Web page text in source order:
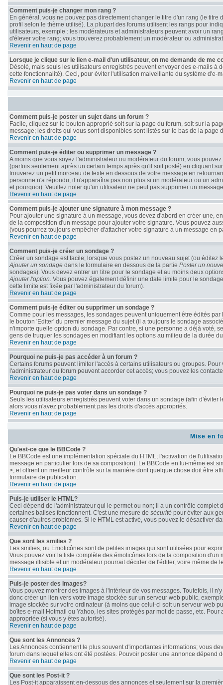
Comment puis-je changer mon rang ?
En général, vous ne pouvez pas directement changer le titre d'un rang (le
profil selon le thème utilisé). La plupart des forums utilisent les rangs pour
utilisateurs, exemple : les modérateurs et administrateurs peuvent avoir un
d'élever votre rang; vous trouverez probablement un modérateur ou
Revenir en haut de page
Lorsque je clique sur le lien e-mail d'un utilisateur, on me demande de me
Désolé, mais seuls les utilisateurs enregistrés peuvent envoyer des e-mails
cette fonctionnalité). Ceci, pour éviter l'utilisation malveillante du système d'e-
Revenir en haut de page
Comment puis-je poster un sujet dans un forum ?
Facile, cliquez sur le bouton approprié soit sur la page du forum, soit sur la
message; les droits qui vous sont disponibles sont listés sur le bas de la page
Revenir en haut de page
Comment puis-je éditer ou supprimer un message ?
A moins que vous soyez l'administrateur ou modérateur du forum, vous
(parfois seulement après un certain temps après qu'il soit posté) en cliquant
trouverez un petit morceau de texte en dessous de votre message en
personne n'a répondu, il n'apparaîtra pas non plus si un modérateur ou un
et pourquoi). Veuillez noter qu'un utilisateur ne peut pas supprimer un
Revenir en haut de page
Comment puis-je ajouter une signature à mon message ?
Pour ajouter une signature à un message, vous devez d'abord en créer une,
de la composition d'un message pour ajouter votre signature. Vous pouvez
(vous pourrez toujours empêcher d'attacher votre signature à un message en
Revenir en haut de page
Comment puis-je créer un sondage ?
Créer un sondage est facile; lorsque vous postez un nouveau sujet (ou
Ajouter un sondage dans le formulaire en dessous de la partie Poster un
sondages). Vous devez entrer un titre pour le sondage et au moins deux
Ajouter l'option. Vous pouvez également définir une date limite pour le
cette limite est fixée par l'administrateur du forum).
Revenir en haut de page
Comment puis-je éditer ou supprimer un sondage ?
Comme pour les messages, les sondages peuvent uniquement être édités
le bouton 'Editer' du premier message du sujet (il a toujours le sondage
n'importe quelle option du sondage. Par contre, si une personne a déjà voté,
gens de truquer les sondages en modifiant les options au milieu de la durée
Revenir en haut de page
Pourquoi ne puis-je pas accéder à un forum ?
Certains forums peuvent limiter l'accès à certains utilisateurs ou groupes.
l'administrateur du forum peuvent accorder cet accès; vous pouvez les
Revenir en haut de page
Pourquoi ne puis-je pas voter dans un sondage ?
Seuls les utilisateurs enregistrés peuvent voter dans un sondage (afin
alors vous n'avez probablement pas les droits d'accès appropriés.
Revenir en haut de page
Mise en
Qu'est-ce que le BBCode ?
Le BBCode est une implémentation spéciale du HTML; l'activation de
message en particulier lors de sa composition). Le BBCode en lui-même est
>, et offrent un meilleur contrôle sur la manière dont quelque chose doit être
formulaire de publication.
Revenir en haut de page
Puis-je utiliser le HTML?
Ceci dépend de l'administrateur qui le permet ou non; il a un contrôle
certaines balises fonctionnent. C'est une mesure de sécurité pour éviter aux
causer d'autres problèmes. Si le HTML est activé, vous pouvez le désactiver
Revenir en haut de page
Que sont les smilies ?
Les smilies, ou Emoticônes sont de petites images qui sont utilisées pour
Vous pouvez voir la liste complète des émoticônes lors de la composition
message illisible et un modérateur pourrait décider de l'éditer, voire même de
Revenir en haut de page
Puis-je poster des Images?
Vous pouvez montrer des images à l'intérieur de vos messages. Toutefois, il
donc créer un lien vers votre image stockée sur un serveur web public,
image stockée sur votre ordinateur (à moins que celui-ci soit un serveur web
boîtes e-mail Hotmail ou Yahoo, les sites protégés par mot de passe, etc.
appropriée (si vous y êtes autorisé).
Revenir en haut de page
Que sont les Annonces ?
Les Annonces contiennent le plus souvent d'importantes informations; vous
forum dans lequel elles ont été postées. Pouvoir poster une annonce dépend
Revenir en haut de page
Que sont les Post-it ?
Les Post-it apparaissent en-dessous des annonces et seulement sur la